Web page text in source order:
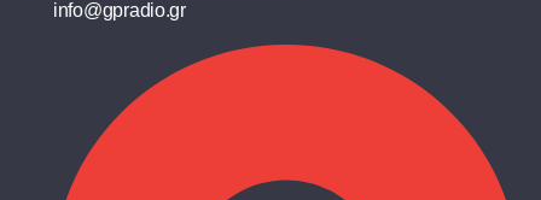
info@gpradio.gr